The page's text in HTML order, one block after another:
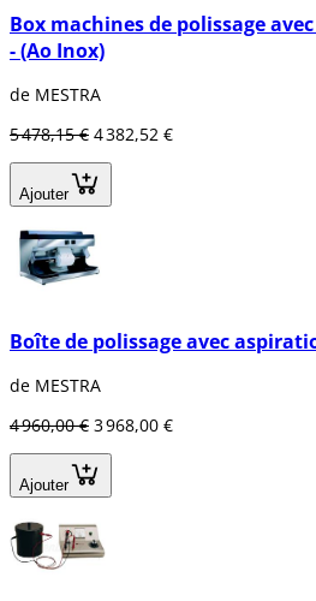
Box machines de polissage
- (Ao Inox)
de MESTRA
5 478,15 € 4 382,52 €
Ajouter
Boîte de polissage avec
de MESTRA
4 960,00 € 3 968,00 €
Ajouter